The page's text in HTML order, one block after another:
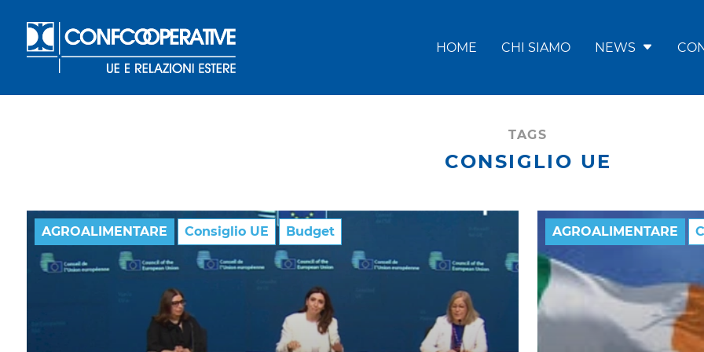
HOME CHI SIAMO NEWS
TAGS
CONSIGLIO UE
AGROALIMENTARE Consiglio UE Budget AGROALIMENTARE